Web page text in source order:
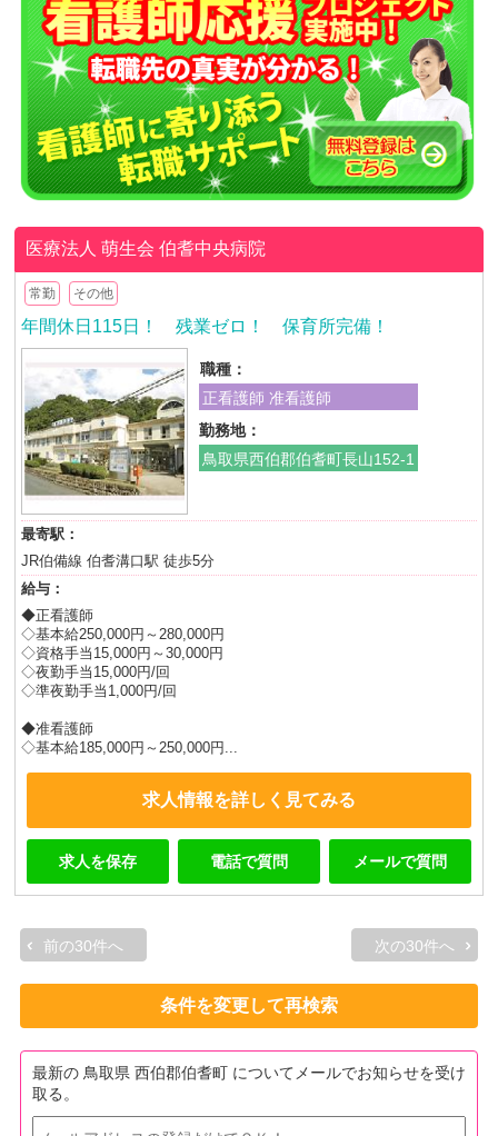
医療法人 萌生会伯耆中央病院
常勤 その他
年間休日115日！ 残業ゼロ！ 保育所完備！
職種：
正看護師 准看護師
勤務地：
鳥取県西伯郡伯耆町長山152-1
最寄駅：
JR伯備線 伯耆溝口駅 徒歩5分
給与：
◆正看護師
◇基本給250,000円～280,000円
◇資格手当15,000円～30,000円
◇夜勤手当15,000円/回
◇準夜勤手当1,000円/回
◆准看護師
◇基本給185,000円～250,000円...
求人情報を詳しく見てみる
求人を保存 電話で質問 メールで質問
前の30件へ 次の30件へ
条件を変更して再検索
最新の 鳥取県 西伯郡伯耆町 についてメールでお知らせを受け
取る。